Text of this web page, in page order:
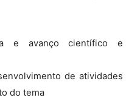
e avanço científico e
de atividades
do tema